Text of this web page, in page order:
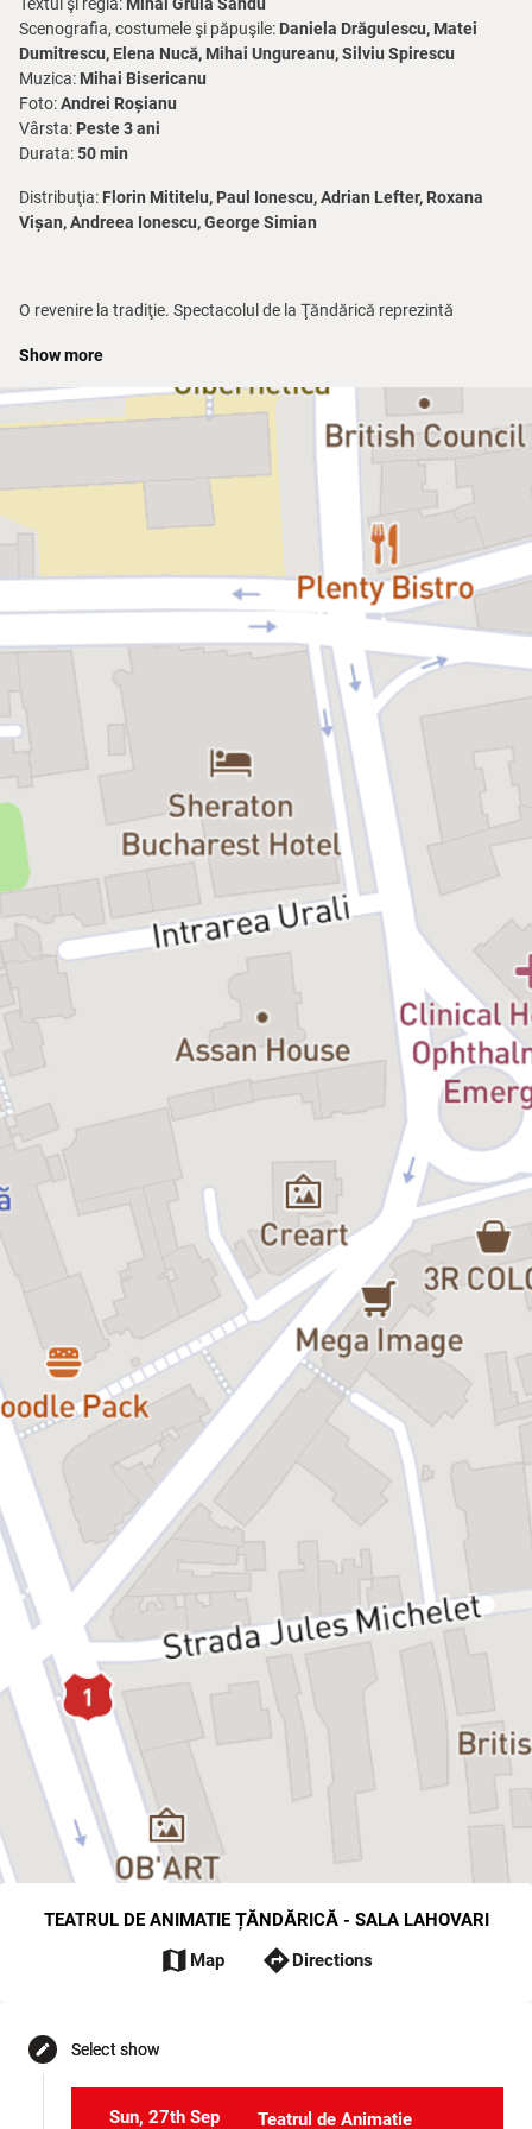
Textul şi regia: Mihai Gruia Sandu
Scenografia, costumele şi păpuşile: Daniela Drăgulescu, Matei
Dumitrescu, Elena Nucă, Mihai Ungureanu, Silviu Spirescu
Muzica: Mihai Bisericanu
Foto:Andrei Roșianu
Vârsta: Peste 3 ani
Durata:50 min
Distribuţia: Florin Mititelu, Paul Ionescu, Adrian Lefter, Roxana
Vișan, Andreea Ionescu, George Simian
O revenire la tradiţie. Spectacolul de la Ţăndărică reprezintă
lungi, cu pasarelă. Punerea în scenă se bazează pe povestea
clasică pe care o respectă, dar toate aventurile celor trei purceluşi
Show more
TEATRUL DE ANIMATIE ȚĂNDĂRICĂ - SALA LAHOVARI
map Map directionsDirections
edit Select show
Sun, 27th Sep
Teatrul de Animatie